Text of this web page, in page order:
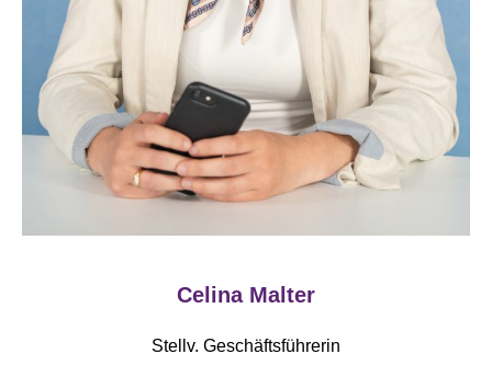
Celina Malter
Stellv. Geschäftsführerin